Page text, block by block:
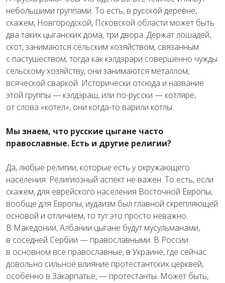
небольшими группами. То есть, в русской деревне,
скажем, Новгородской, Псковской области может быть
два таких цыганских дома, три двора. Держат лошадей,
скот, занимаются сельским хозяйством, связанным
с пастушеством, тогда как кэлдэрари совершенно чужды
сельскому хозяйству, они занимаются металлом,
всяческой сваркой. Исторически отсюда и название
этой группы — кэлдэраш, или по-русски — котляре,
от слова «котел», они когда-то варили котлы.
Мы знаем, что русские цыгане часто
православные. Есть и другие религии?
Да, любые религии, которые есть у окружающего
населения. Религиозный аспект не важен. То есть, если
скажем, для еврейского населения Восточной Европы,
вообще для Европы, иудаизм был главной скрепляющей
основой и отличием, то тут это просто неважно.
В Македонии, Албании цыгане будут мусульманами,
в соседней Сербии — православными. В России
в основном все православные, в Украине, где сейчас
довольно сильное влияние протестантских церквей,
особенно в Закарпатье, — протестанты. Может быть,